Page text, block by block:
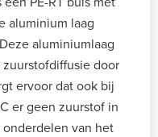
aluminium laag
aluminiumlaag
door
ervoor dat ook bij
er geen zuurstof in
van het